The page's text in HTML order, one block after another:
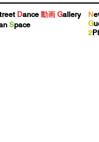
treet Dance 動画 Gallery
Space
N
G
2